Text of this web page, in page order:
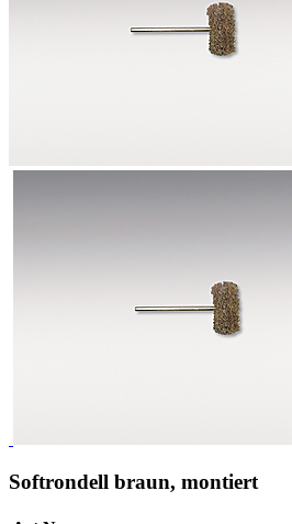
Softrondell braun, montiert